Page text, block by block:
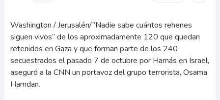
Washington / Jerusalén/”Nadie sabe cuántos rehenes
siguen vivos” de los aproximadamente 120 que quedan
retenidos en Gaza y que forman parte de los 240
secuestrados el pasado 7 de octubre por Hamás en Israel,
aseguró a la CNN un portavoz del grupo terrorista, Osama
Hamdan.